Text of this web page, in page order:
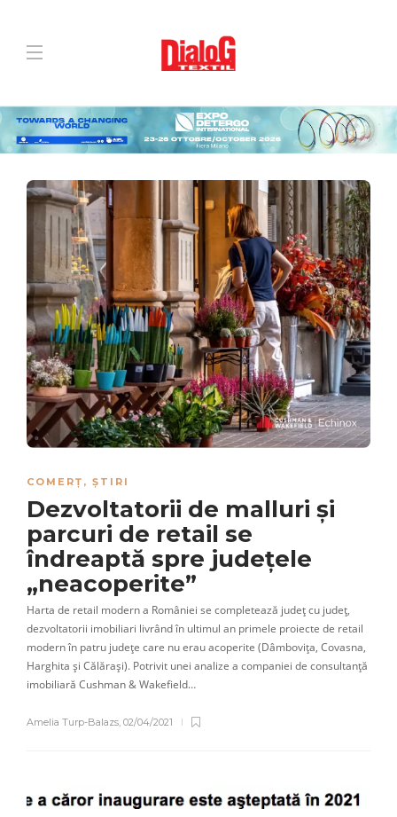
COMERȚ , ȘTIRI
Dezvoltatorii de malluri și
parcuri de retail se
îndreaptă spre județele
„neacoperite”
Harta de retail modern a României se completează județ cu județ,
dezvoltatorii imobiliari livrând în ultimul an primele proiecte de retail
modern în patru județe care nu erau acoperite (Dâmbovița, Covasna,
Harghita și Călărași). Potrivit unei analize a companiei de consultanță
imobiliară Cushman & Wakefield…
Amelia Turp-Balazs, 02/04/2021